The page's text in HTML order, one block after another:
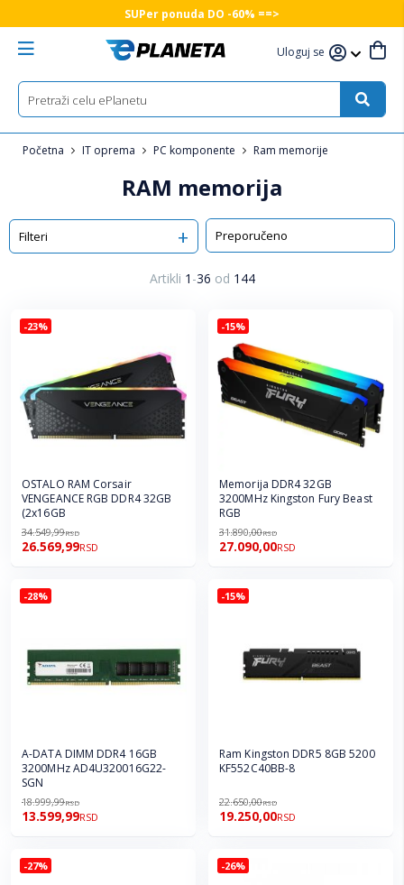
SUPer ponuda DO -60% ==>
Uloguj se
Početna IT oprema PC komponente Ram memorije
RAM memorija
Filteri
Artikli 1 -36 od 144
Sortiraj
-23%
OSTALO RAM Corsair
VENGEANCE RGB DDR4 32GB
(2x16GB
34.549,99RSD
26.569,99RSD
-15%
Memorija DDR4 32GB
3200MHz Kingston Fury Beast
RGB
31.890,00RSD
27.090,00RSD
-28%
A-DATA DIMM DDR4 16GB
3200MHz AD4U320016G22-
SGN
18.999,99RSD
13.599,99RSD
-15%
Ram Kingston DDR5 8GB 5200
KF552C40BB-8
22.650,00RSD
19.250,00RSD
-27% -26%